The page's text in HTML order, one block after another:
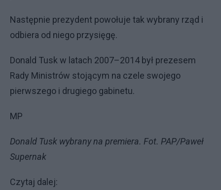
Następnie prezydent powołuje tak wybrany rząd i
odbiera od niego przysięgę.
Donald Tusk w latach 2007–2014 był prezesem
Rady Ministrów stojącym na czele swojego
pierwszego i drugiego gabinetu.
MP
Donald Tusk wybrany na premiera. Fot. PAP/Paweł
Supernak
Czytaj dalej: